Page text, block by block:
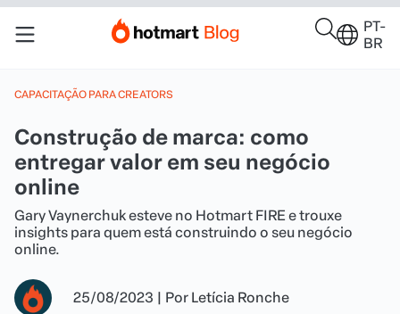
PT-
BR
CAPACITAÇÃO PARA CREATORS
Construção de marca: como
entregar valor em seu negócio
online
Gary Vaynerchuk esteve no Hotmart FIRE e trouxe
insights para quem está construindo o seu negócio
online.
25/08/2023 | Por Letícia Ronche